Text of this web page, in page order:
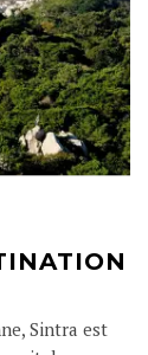
Sintra est